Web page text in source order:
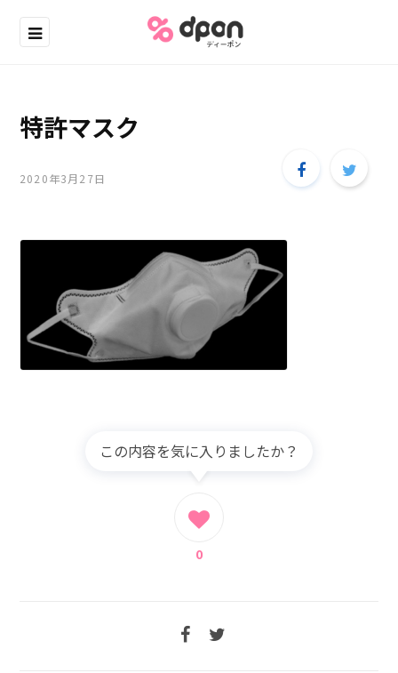
特許マスク
2020年3月27日
この内容を気に入りましたか？
0